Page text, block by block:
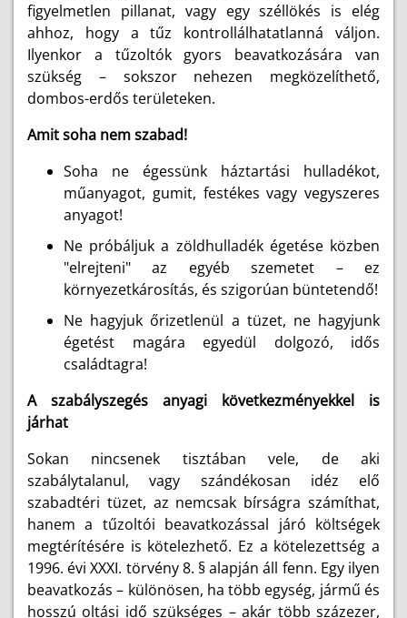
figyelmetlen pillanat, vagy egy széllökés is elég
ahhoz, hogy a tűz kontrollálhatatlanná váljon.
Ilyenkor a tűzoltók gyors beavatkozására van
szükség – sokszor nehezen megközelíthető,
dombos-erdős területeken.
Amit soha nem szabad!
Soha ne égessünk háztartási hulladékot,
műanyagot, gumit, festékes vagy vegyszeres
anyagot!
Ne próbáljuk a zöldhulladék égetése közben
"elrejteni" az egyéb szemetet – ez
környezetkárosítás, és szigorúan büntetendő!
Ne hagyjuk őrizetlenül a tüzet, ne hagyjunk
égetést magára egyedül dolgozó, idős
családtagra!
A szabályszegés anyagi következményekkel is
járhat
Sokan nincsenek tisztában vele, de aki
szabálytalanul, vagy szándékosan idéz elő
szabadtéri tüzet, az nemcsak bírságra számíthat,
hanem a tűzoltói beavatkozással járó költségek
megtérítésére is kötelezhető. Ez a kötelezettség a
1996. évi XXXI. törvény 8. § alapján áll fenn. Egy ilyen
beavatkozás – különösen, ha több egység, jármű és
hosszú oltási idő szükséges – akár több százezer,